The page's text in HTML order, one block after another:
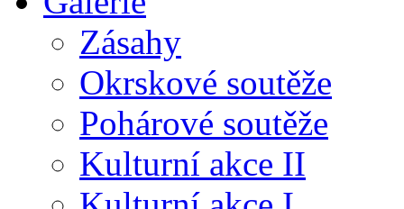
Zásahy
Okrskové soutěže
Pohárové soutěže
Kulturní akce II